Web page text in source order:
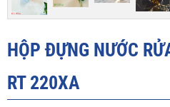
HỘP ĐỰNG NƯỚC
RT 220XA